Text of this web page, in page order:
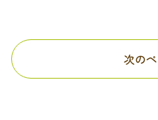
次の